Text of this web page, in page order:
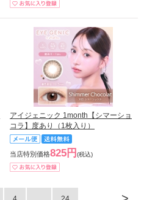
アイジェニック 1month【シマーショ
コラ】度あり（1枚入り）
当店特別価格825円 (税込)